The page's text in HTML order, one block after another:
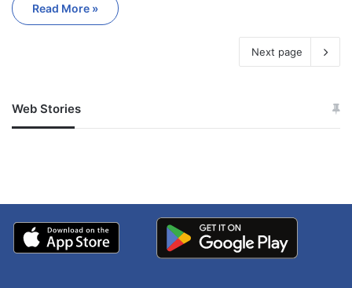
Read More »
Next page
Web Stories
जम्मू-कश्मीर में बारिश से
अपडेट
खाई में धक्का… आरोपियों ने